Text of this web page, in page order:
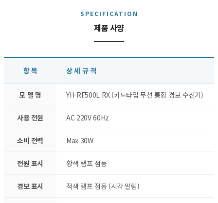
SPECIFICATION
제품 사양
항 목 상 세 규 격
모 델 명 YH-RF500L RX (카드타입 무선 통합 경보 수신기)
사용 전원 AC 220V 60Hz
소비 전력 Max 30W
전원 표시 황색 램프 점등
경보 표시 적색 램프 점등 (시각 알림)